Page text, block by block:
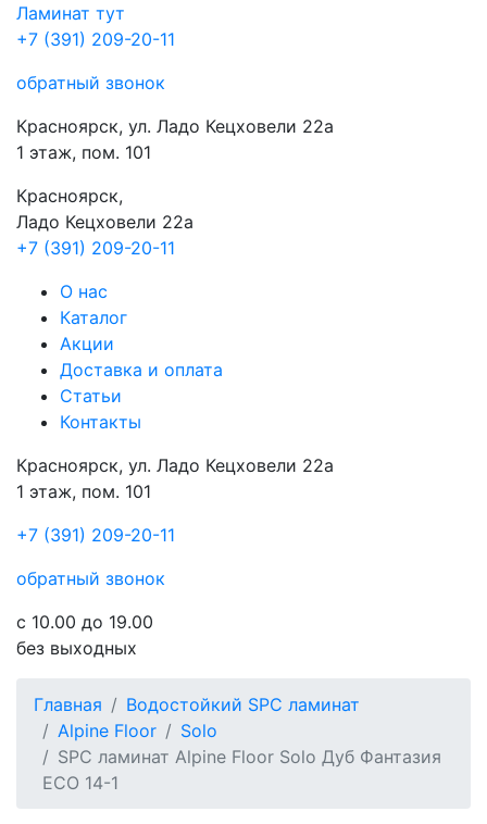
Ламинат тут
+7 (391) 209-20-11
обратный звонок
Красноярск, ул. Ладо Кецховели 22а
1 этаж, пом. 101
Красноярск,
Ладо Кецховели 22a
+7 (391) 209-20-11
О нас
Каталог
Акции
Доставка и оплата
Cтатьи
Контакты
Красноярск, ул. Ладо Кецховели 22а
1 этаж, пом. 101
+7 (391) 209-20-11
обратный звонок
с 10.00 до 19.00
без выходных
Главная
Водостойкий SPC ламинат
Alpine Floor
Solo
SPC ламинат Alpine Floor Solo Дуб Фантазия
ECO 14-1